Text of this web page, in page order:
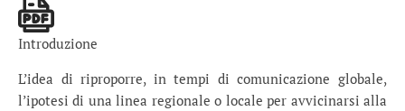
Introduzione
L’idea di riproporre, in tempi di comunicazione globale,
l’ipotesi di una linea regionale o locale per avvicinarsi alla